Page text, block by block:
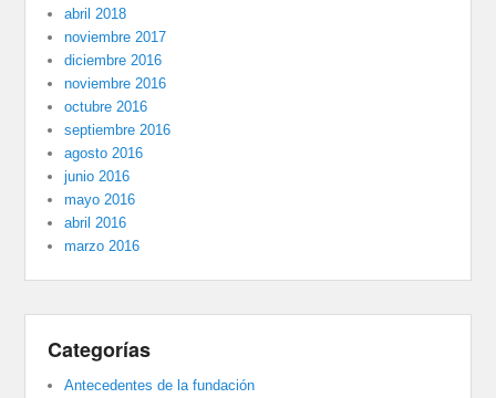
abril 2018
noviembre 2017
diciembre 2016
noviembre 2016
octubre 2016
septiembre 2016
agosto 2016
junio 2016
mayo 2016
abril 2016
marzo 2016
Categorías
Antecedentes de la fundación